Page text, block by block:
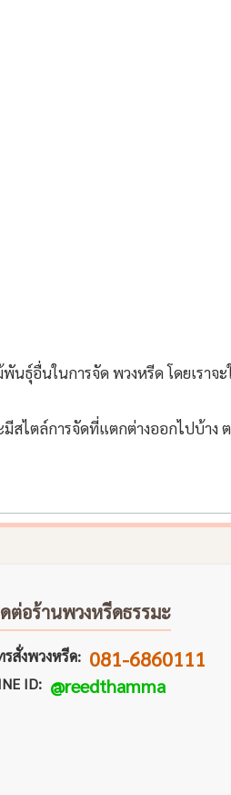
อื่นในการจัด พวงหรีด โดยเราจ
สไตล์การจัดที่แตกต่างออกไปบ้าง
ต่อร้านพวงหรีดธรรมะ
รสั่งพวงหรีด: 081-6860111
ID: @reedthamma